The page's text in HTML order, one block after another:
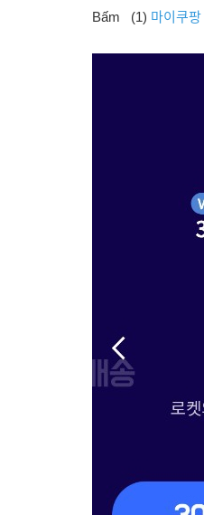
Bấm (1) 마이쿠팡